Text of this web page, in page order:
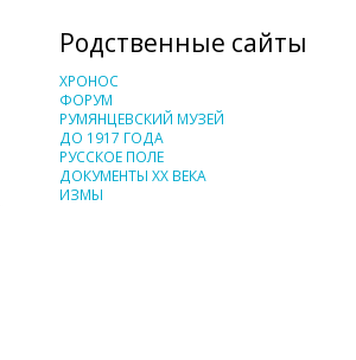
Родственные сайты
ХРОНОС
ФОРУМ
РУМЯНЦЕВСКИЙ МУЗЕЙ
ДО 1917 ГОДА
РУССКОЕ ПОЛЕ
ДОКУМЕНТЫ XX ВЕКА
ИЗМЫ